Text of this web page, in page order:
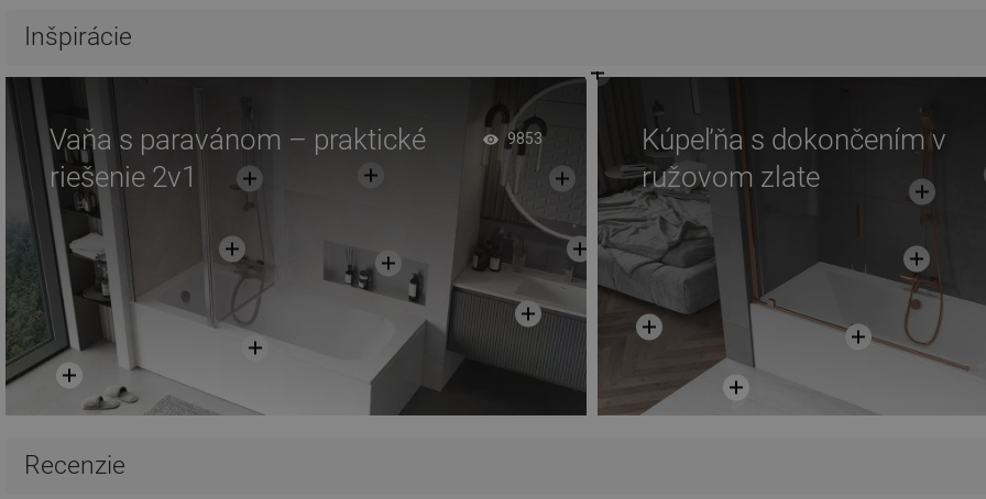
Inšpirácie
Vaňa s paravánom – praktické
riešenie 2v1
9853
Kúpeľňa s dokončením v
ružovom zlate
Recenzie